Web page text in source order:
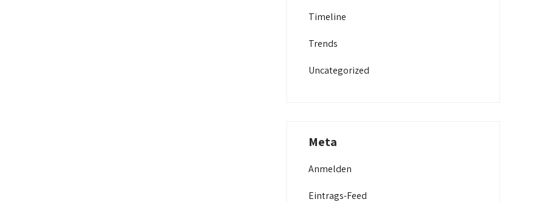
Timeline
Trends
Uncategorized
Meta
Anmelden
Eintrags-Feed